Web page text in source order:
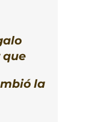
que
la